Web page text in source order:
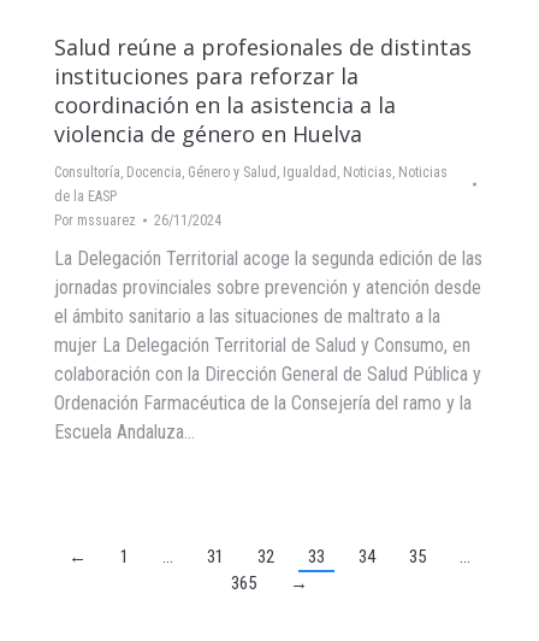
Salud reúne a profesionales de distintas
instituciones para reforzar la
coordinación en la asistencia a la
violencia de género en Huelva
Consultoría, Docencia, Género y Salud , Igualdad , Noticias, Noticias
de la EASP
Por mssuarez 26/11/2024
La Delegación Territorial acoge la segunda edición de las
jornadas provinciales sobre prevención y atención desde
el ámbito sanitario a las situaciones de maltrato a la
mujer La Delegación Territorial de Salud y Consumo, en
colaboración con la Dirección General de Salud Pública y
Ordenación Farmacéutica de la Consejería del ramo y la
Escuela Andaluza…
← 1 … 31 32 33 34 35
…
365
→